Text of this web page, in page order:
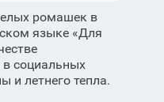
ромашек в
языке «Для
социальных
и летнего тепла.